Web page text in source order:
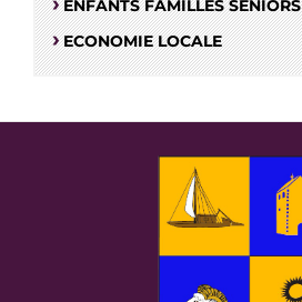
ENFANTS FAMILLES SENIORS
ECONOMIE LOCALE